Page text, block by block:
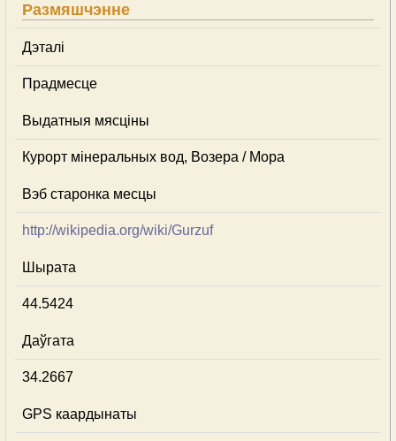
Размяшчэнне
Дэталі
Прадмесце
Выдатныя мясціны
Курорт мінеральных вод, Возера / Мора
Вэб старонка месцы
http://wikipedia.org/wiki/Gurzuf
Шырата
44.5424
Даўгата
34.2667
GPS каардынаты